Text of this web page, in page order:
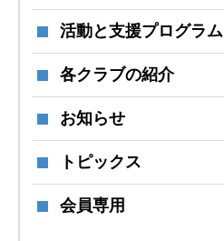
活動と支援プログラム
各クラブの紹介
お知らせ
トピックス
会員専用